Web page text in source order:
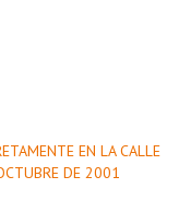
EN LA CALLE
DE 2001